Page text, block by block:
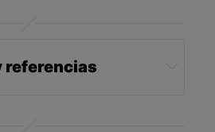
referencias